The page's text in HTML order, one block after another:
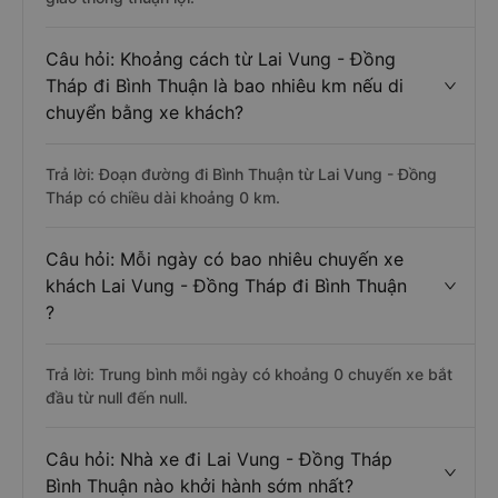
Câu hỏi: Khoảng cách từ Lai Vung - Đồng
Tháp đi Bình Thuận là bao nhiêu km nếu di
chuyển bằng xe khách?
Trả lời: Đoạn đường đi Bình Thuận từ Lai Vung - Đồng
Tháp có chiều dài khoảng 0 km.
Câu hỏi: Mỗi ngày có bao nhiêu chuyến xe
khách Lai Vung - Đồng Tháp đi Bình Thuận
?
Trả lời: Trung bình mỗi ngày có khoảng 0 chuyến xe bắt
đầu từ null đến null.
Câu hỏi: Nhà xe đi Lai Vung - Đồng Tháp
Bình Thuận nào khởi hành sớm nhất?